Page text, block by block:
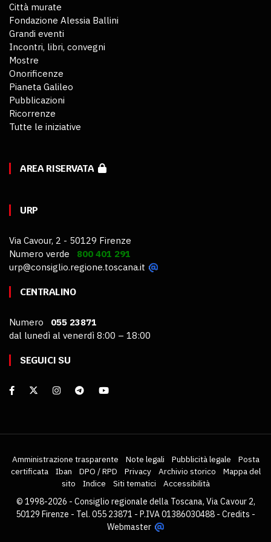
Città murate
Fondazione Alessia Ballini
Grandi eventi
Incontri, libri, convegni
Mostre
Onorificenze
Pianeta Galileo
Pubblicazioni
Ricorrenze
Tutte le iniziative
AREA RISERVATA
URP
Via Cavour, 2 - 50129 Firenze
Numero verde 800 401 291
urp@consiglio.regione.toscana.it
CENTRALINO
Numero 055 23871
dal lunedì al venerdì 8:00 – 18:00
SEGUICI SU
Amministrazione trasparente Note legali Pubblicità legale
Posta
certificata
Iban DPO / RPD Privacy Archivio storico
Mappa del
sito
Indice Siti tematici
Accessibilità
© 1998-2026 - Consiglio regionale della Toscana, Via Cavour 2,
50129 Firenze - Tel. 055 23871 - P.IVA 01386030488 - Credits -
Webmaster